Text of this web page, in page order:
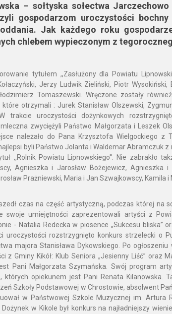
– sołtyska sołectwa
gospodarzom uroczystości bochny
Jak każdego roku
chlebem wypieczonym z
tytułem ,,Zasłużony dla Powiatu
Jerzy Ludwik Zieliński, Piotr
Tomaszewski. Wręczone zostały
które otrzymali : Jurek Stanisław Olszewski,
trakcie uroczystości dożynkowych
zwyciężyli Państwo Małgorzata i Leszek
należało do Pana Krzysztofa Wielgockiego z
byli Państwo Jolanta i Waldemar Abramczuk
,,Rolnik Powiatu Lipnowskiego''. Nie zabrakło
Agnieszka i Jarosław Bożejewicz, Agnieszka
Prażniewski, Maria i Jan Szwajkowscy, Kamila
czas na część artystyczną, podczas której na
swoje umiejętności zaprezentowali artyści z
- Natalia Redecka w piosence „Sukcesu bliska”
uroczystości rozstrzygnięto konkurs strzelecki o
majora Stanisława Dykowskiego. Po
Gminy Kikół: Klub Seniora „Jesienny Liść” oraz
Pani Małgorzata Szymańska. Swój program
których opiekunem jest Pani Renata Kilanowska.
Szkoły Podstawowej w Chrostowie, absolwent
w Państwowej Szkole Muzycznej im. Artura
w Kikole był konkurs na najładniejszy